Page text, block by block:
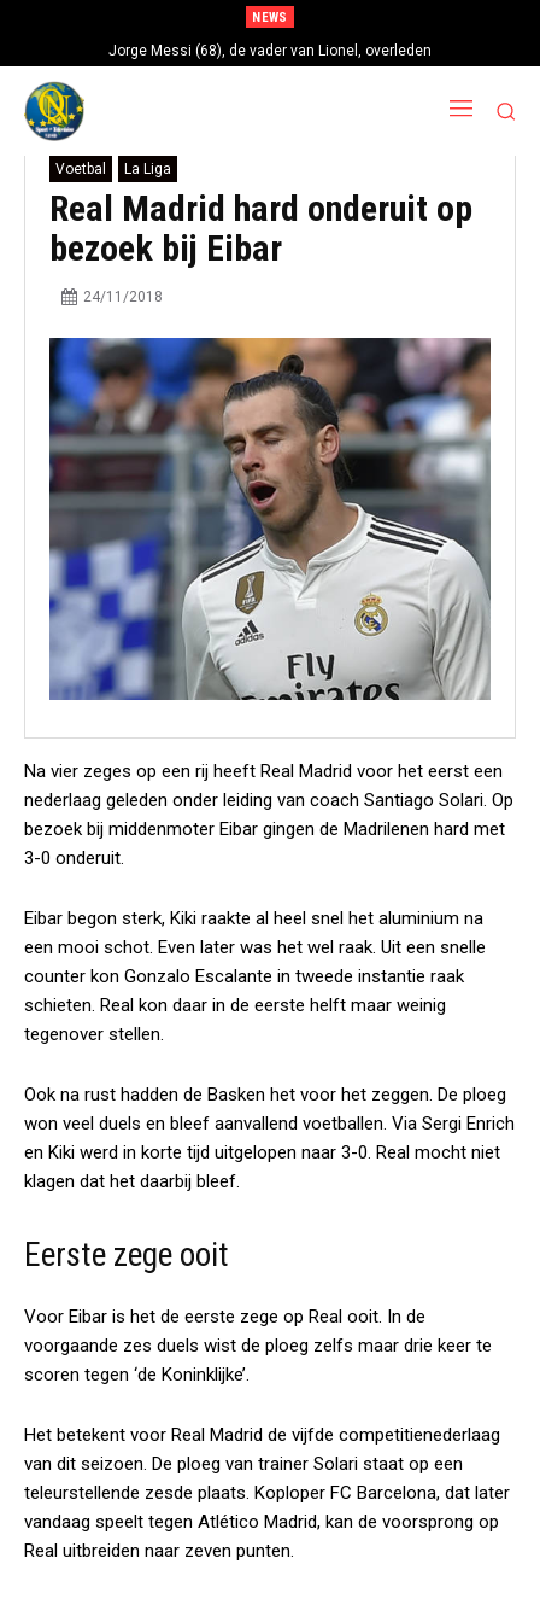
NEWS
Jorge Messi (68), de vader van Lionel, overleden
Voetbal La Liga
Real Madrid hard onderuit op
bezoek bij Eibar
24/11/2018
Na vier zeges op een rij heeft Real Madrid voor het eerst een
nederlaag geleden onder leiding van coach Santiago Solari. Op
bezoek bij middenmoter Eibar gingen de Madrilenen hard met
3-0 onderuit.
Eibar begon sterk, Kiki raakte al heel snel het aluminium na
een mooi schot. Even later was het wel raak. Uit een snelle
counter kon Gonzalo Escalante in tweede instantie raak
schieten. Real kon daar in de eerste helft maar weinig
tegenover stellen.
Ook na rust hadden de Basken het voor het zeggen. De ploeg
won veel duels en bleef aanvallend voetballen. Via Sergi Enrich
en Kiki werd in korte tijd uitgelopen naar 3-0. Real mocht niet
klagen dat het daarbij bleef.
Eerste zege ooit
Voor Eibar is het de eerste zege op Real ooit. In de
voorgaande zes duels wist de ploeg zelfs maar drie keer te
scoren tegen ‘de Koninklijke’.
Het betekent voor Real Madrid de vijfde competitienederlaag
van dit seizoen. De ploeg van trainer Solari staat op een
teleurstellende zesde plaats. Koploper FC Barcelona, dat later
vandaag speelt tegen Atlético Madrid, kan de voorsprong op
Real uitbreiden naar zeven punten.